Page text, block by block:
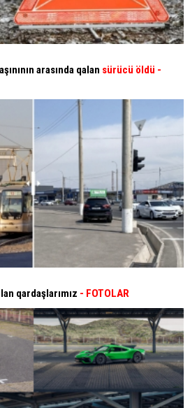
arasında qalan sürücü öldü -
qardaşlarımız - FOTOLAR